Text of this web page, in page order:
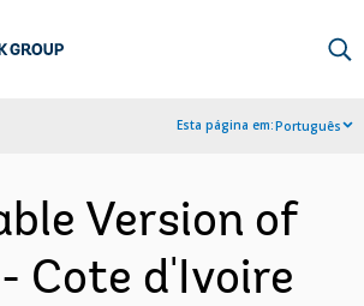
Esta página em:Português
Version of
Cote d'Ivoire